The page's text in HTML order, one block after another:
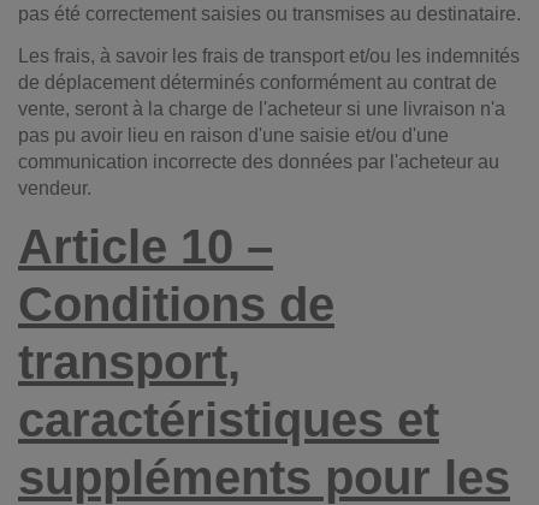
pas été correctement saisies ou transmises au destinataire.
Les frais, à savoir les frais de transport et/ou les indemnités
de déplacement déterminés conformément au contrat de
vente, seront à la charge de l'acheteur si une livraison n'a
pas pu avoir lieu en raison d'une saisie et/ou d'une
communication incorrecte des données par l'acheteur au
vendeur.
Article 10 –
Conditions de
transport,
caractéristiques et
suppléments pour les